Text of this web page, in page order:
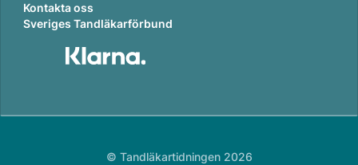
Kontakta oss
Sveriges Tandläkarförbund
© Tandläkartidningen 2026